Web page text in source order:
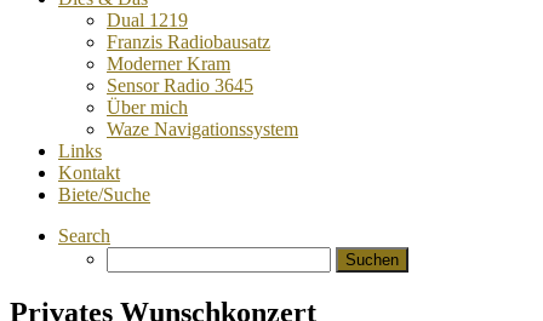
Dual 1219
Franzis Radiobausatz
Moderner Kram
Sensor Radio 3645
Über mich
Waze Navigationssystem
Links
Kontakt
Biete/Suche
Search
nach:
Privates Wunschkonzert